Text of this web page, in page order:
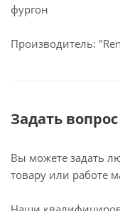
фургон
Производитель:
Задать вопрос
Вы можете задать
товару или работе